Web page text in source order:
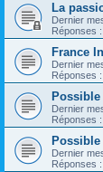
La
Dernier
Réponses :
France
Dernier
Réponses :
Dernier
Réponses :
Dernier
Réponses :